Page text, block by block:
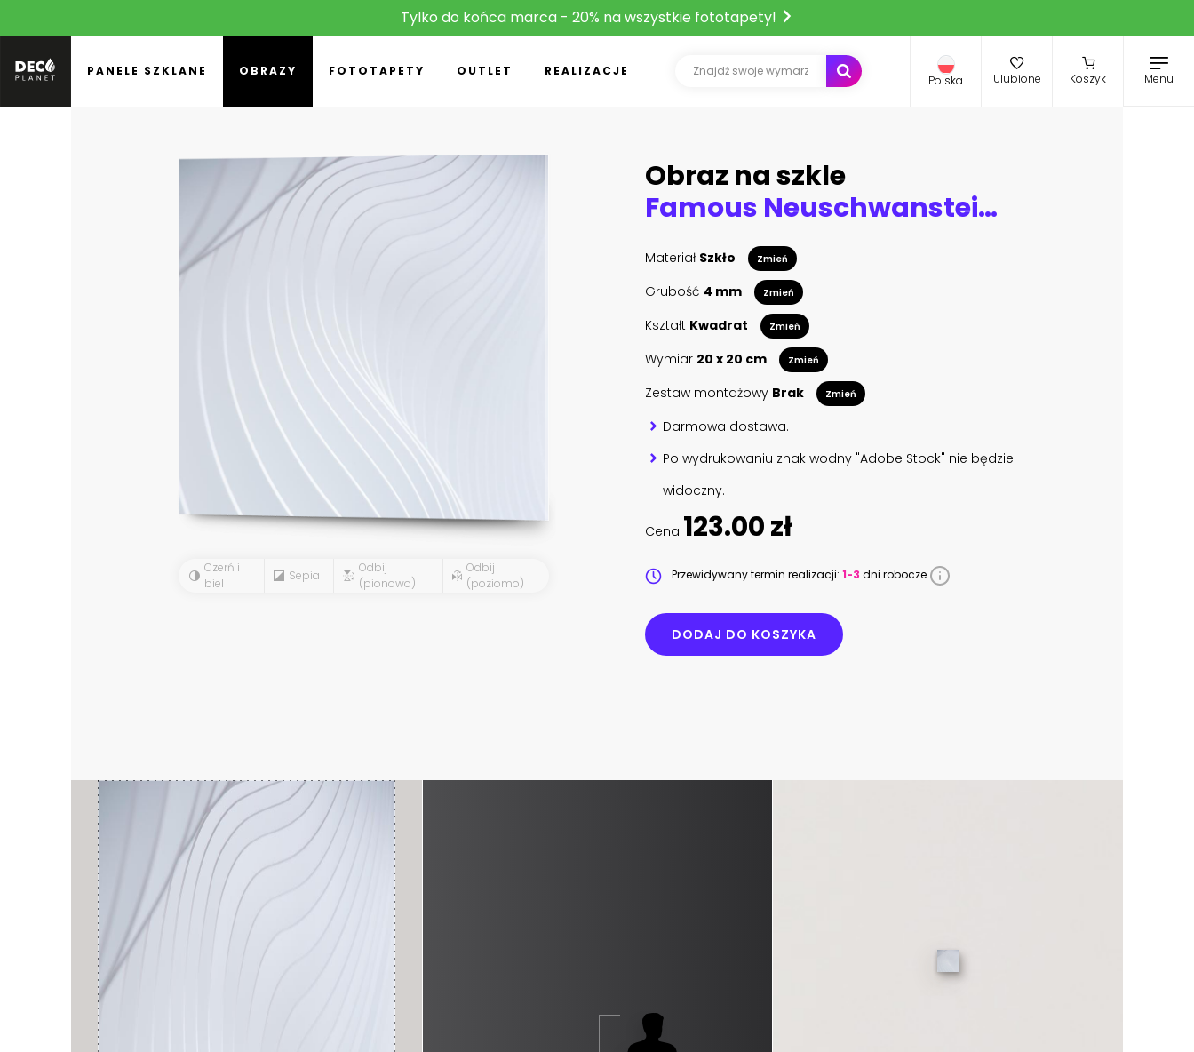
Tylko do końca marca - 20% na wszystkie fototapety!
PANELE SZKLANE OBRAZY FOTOTAPETY OUTLET REALIZACJE
Polska Ulubione Koszyk Menu
Czerń i
biel
Sepia
Odbij
(pionowo)
Odbij
(poziomo)
Obraz na szkle
Famous Neuschwanstein Castle with scenic mountain landscape near Füssen, Bavaria, Germany
Materiał Szkło Zmień
Grubość 4 mm Zmień
Kształt Kwadrat Zmień
Wymiar 20 x 20 cm Zmień
Zestaw montażowy Brak Zmień
Darmowa dostawa.
Po wydrukowaniu znak wodny "Adobe Stock" nie będzie
widoczny.
Cena 123.00 zł
Przewidywany termin realizacji: 1-3 dni robocze
DODAJ DO KOSZYKA